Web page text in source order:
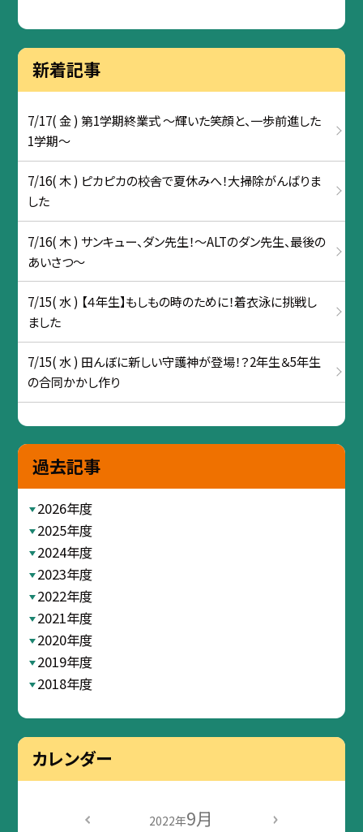
新着記事
7/17( 金 ) 第1学期終業式 ～輝いた笑顔と、一歩前進した
1学期～
7/16( 木 ) ピカピカの校舎で夏休みへ！大掃除がんばりま
した
7/16( 木 ) サンキュー、ダン先生！〜ALTのダン先生、最後の
あいさつ〜
7/15( 水 ) 【４年生】もしもの時のために！着衣泳に挑戦し
ました
7/15( 水 ) 田んぼに新しい守護神が登場！？2年生＆5年生
の合同かかし作り
過去記事
2026年度
2025年度
2024年度
2023年度
2022年度
2021年度
2020年度
2019年度
2018年度
カレンダー
2022年9月